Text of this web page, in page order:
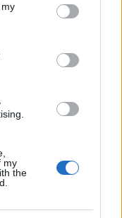
or more Google
including but
You may click to
third-party tags to
my
the